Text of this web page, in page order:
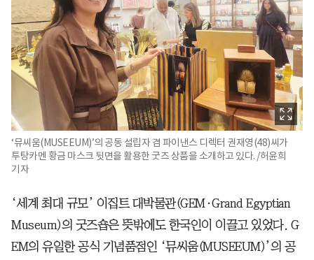
‘뮤씨움(MUSEEUM)’의 공동 설립자 겸 파이낸스 디렉터 권재영(48)씨가
투탕카멘 황금 마스크 뒷면을 활용한 굿즈 상품을 소개하고 있다. /허윤희
기자
‘세계 최대 규모’ 이집트 대박물관(GEM·Grand Egyptian
Museum)의 굿즈숍은 뜻밖에도 한국인이 이끌고 있었다. G
EM의 유일한 공식 기념품점인 ‘뮤씨움(MUSEEUM)’의 공